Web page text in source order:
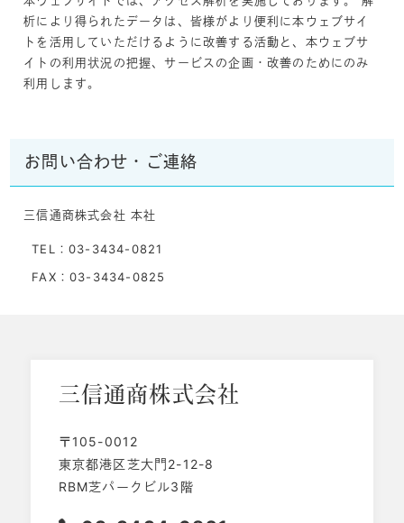
析により得られたデータは、皆様がより便利に本ウェブサイ
トを活用していただけるように改善する活動と、本ウェブサ
イトの利用状況の把握、サービスの企画・改善のためにのみ
利用します。
お問い合わせ・ご連絡
三信通商株式会社 本社
TEL：03-3434-0821
FAX：03-3434-0825
三信通商株式会社
〒105-0012
東京都港区芝大門2-12-8
RBM芝パークビル3階